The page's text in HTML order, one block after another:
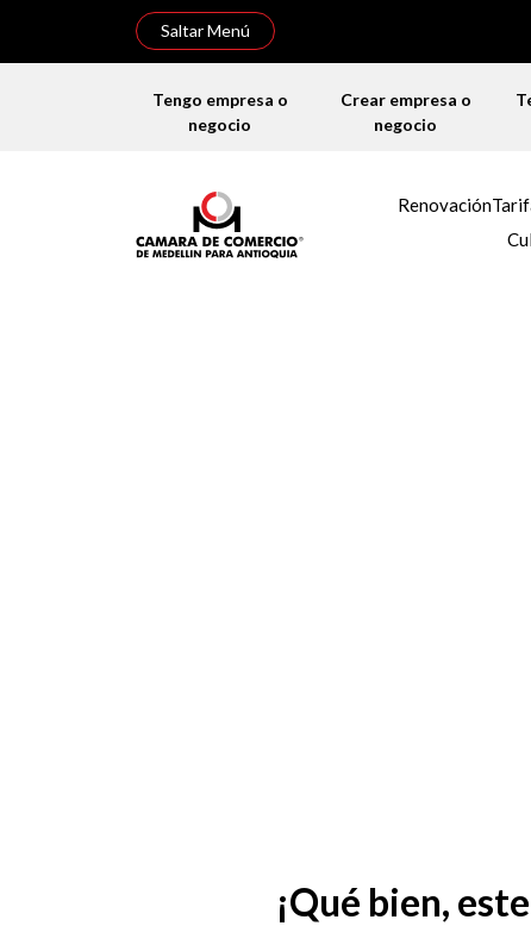
Saltar Menú
Tengo empresa o
negocio
Crear empresa o
negocio
Renovación
¡Qué bien,